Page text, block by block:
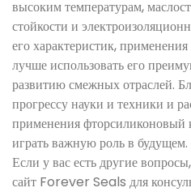
высоким температурам,
стойкости и
его характеристик,
лучше использовать его
развитию смежных отраслей.
прогрессу науки и техники и
применения фторсиликоновый
играть важную роль в будущем.
Если у вас есть другие
сайт Forever Seals для